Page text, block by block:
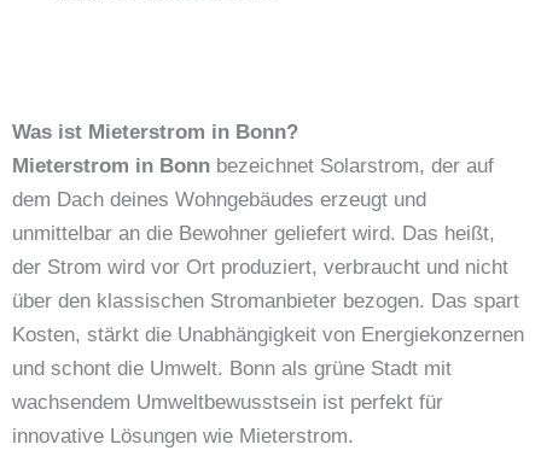
Was ist Mieterstrom in Bonn?
Mieterstrom in Bonn bezeichnet Solarstrom, der auf
dem Dach deines Wohngebäudes erzeugt und
unmittelbar an die Bewohner geliefert wird. Das heißt,
der Strom wird vor Ort produziert, verbraucht und nicht
über den klassischen Stromanbieter bezogen. Das spart
Kosten, stärkt die Unabhängigkeit von Energiekonzernen
und schont die Umwelt. Bonn als grüne Stadt mit
wachsendem Umweltbewusstsein ist perfekt für
innovative Lösungen wie Mieterstrom.